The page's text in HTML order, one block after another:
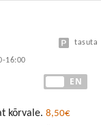
16:00
tasuta
EN
kõrvale. 8,50€